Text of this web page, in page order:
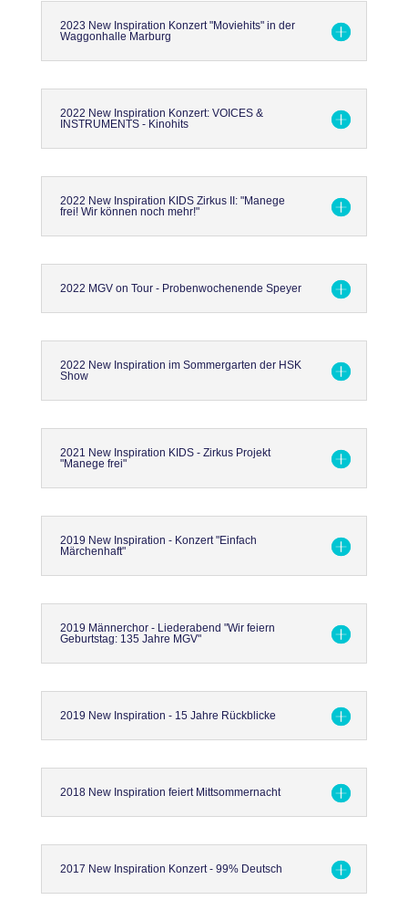
2023 New Inspiration Konzert "Moviehits" in der
Waggonhalle Marburg
2022 New Inspiration Konzert: VOICES &
INSTRUMENTS - Kinohits
2022 New Inspiration KIDS Zirkus II: "Manege
frei! Wir können noch mehr!"
2022 MGV on Tour - Probenwochenende Speyer
2022 New Inspiration im Sommergarten der HSK
Show
2021 New Inspiration KIDS - Zirkus Projekt
"Manege frei"
2019 New Inspiration - Konzert "Einfach
Märchenhaft"
2019 Männerchor - Liederabend "Wir feiern
Geburtstag: 135 Jahre MGV"
2019 New Inspiration - 15 Jahre Rückblicke
2018 New Inspiration feiert Mittsommernacht
2017 New Inspiration Konzert - 99% Deutsch